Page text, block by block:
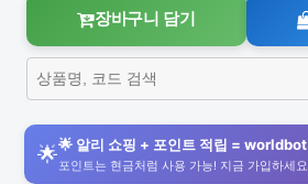
장바구니 담기
🌟🌟 알리 쇼핑 + 포인트 적립 = worldbot
포인트는 현금처럼 사용 가능! 지금 가입하세요